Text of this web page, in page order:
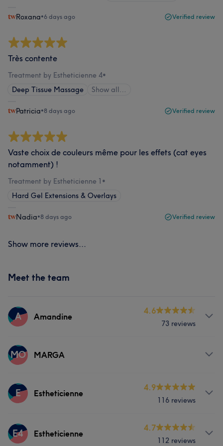
Roxana•6 days ago Verified review
Très contente
Treatment by Estheticienne 4•
Deep Tissue Massage
Show all…
Patricia•8 days ago Verified review
Vaste choix de couleurs même pour les effets (cat eyes
notamment) !
Treatment by Estheticienne 1 •
Hard Gel Extensions & Overlays
Nadia•8 days ago Verified review
Show more reviews...
Meet the team
A Amandine
4.6
73 reviews
Services
Hair removal
MO MARGA
Services
Portfolio
E Estheticienne
4.9
116 reviews
Services
E4 Estheticienne
4.7
112 reviews